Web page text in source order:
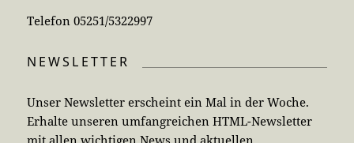
Telefon 05251/5322997
NEWSLETTER
Unser Newsletter erscheint ein Mal in der Woche.
Erhalte unseren umfangreichen HTML-Newsletter
mit allen wichtigen News und aktuellen